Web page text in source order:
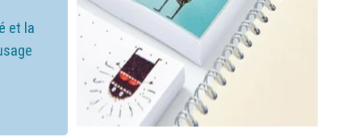
et la